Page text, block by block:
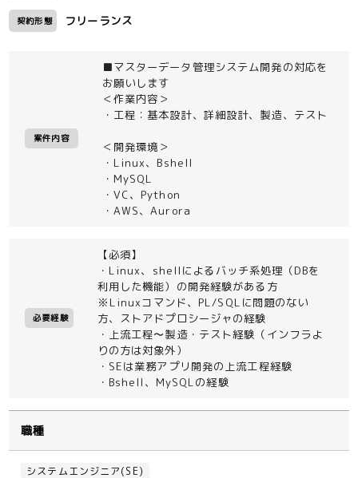
契約形態 フリーランス
案件内容
■マスターデータ管理システム開発の対応を
お願いします
＜作業内容＞
・工程：基本設計、詳細設計、製造、テスト
＜開発環境＞
・Linux、Bshell
・MySQL
・VC、Python
・AWS、Aurora
必要経験
【必須】
・Linux、shellによるバッチ系処理（DBを
利用した機能）の開発経験がある方
※Linuxコマンド、PL/SQLに問題のない
方、ストアドプロシージャの経験
・上流工程〜製造・テスト経験（インフラよ
りの方は対象外）
・SEは業務アプリ開発の上流工程経験
・Bshell、MySQLの経験
職種
システムエンジニア(SE)